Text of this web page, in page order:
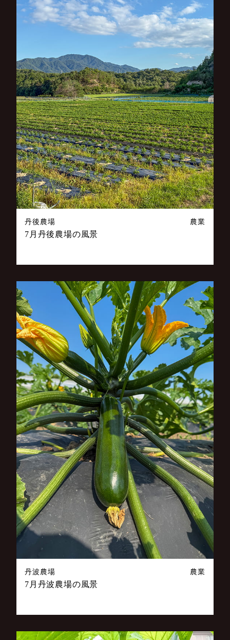
丹後農場 農業
7月丹後農場の風景
丹波農場 農業
7月丹波農場の風景